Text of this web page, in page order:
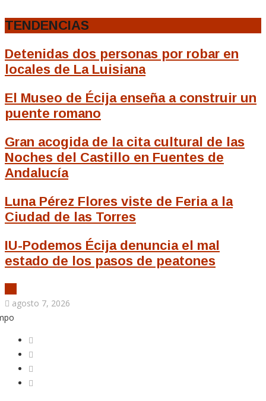
TENDENCIAS
Detenidas dos personas por robar en
locales de La Luisiana
El Museo de Écija enseña a construir un
puente romano
Gran acogida de la cita cultural de las
Noches del Castillo en Fuentes de
Andalucía
Luna Pérez Flores viste de Feria a la
Ciudad de las Torres
IU-Podemos Écija denuncia el mal
estado de los pasos de peatones
agosto 7, 2026